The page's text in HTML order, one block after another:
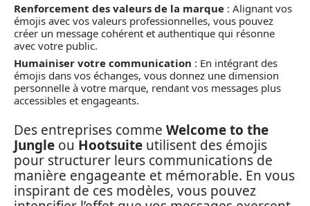
Renforcement des valeurs de la marque : Alignant vos
émojis avec vos valeurs professionnelles, vous pouvez
créer un message cohérent et authentique qui résonne
avec votre public.
Humainiser votre communication : En intégrant des
émojis dans vos échanges, vous donnez une dimension
personnelle à votre marque, rendant vos messages plus
accessibles et engageants.
Des entreprises comme Welcome to the
Jungle ou Hootsuite utilisent des émojis
pour structurer leurs communications de
manière engageante et mémorable. En vous
inspirant de ces modèles, vous pouvez